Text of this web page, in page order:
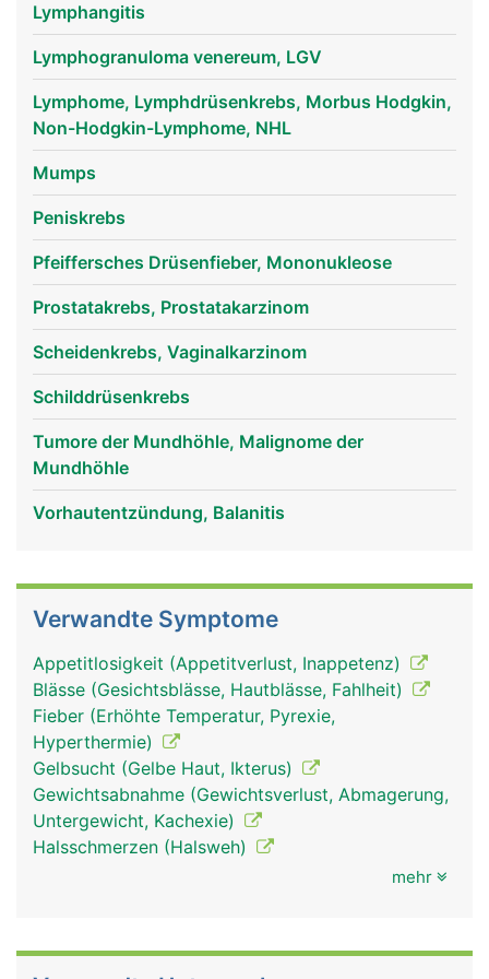
lympknoten frau lympknoten mann
Lymphangitis
Lymphogranuloma venereum, LGV
Lymphome, Lymphdrüsenkrebs, Morbus Hodgkin,
Non-Hodgkin-Lymphome, NHL
Mumps
Peniskrebs
Pfeiffersches Drüsenfieber, Mononukleose
Prostatakrebs, Prostatakarzinom
Scheidenkrebs, Vaginalkarzinom
Schilddrüsenkrebs
Tumore der Mundhöhle, Malignome der
Mundhöhle
Vorhautentzündung, Balanitis
Verwandte Symptome
Appetitlosigkeit (Appetitverlust, Inappetenz)
Blässe (Gesichtsblässe, Hautblässe, Fahlheit)
Fieber (Erhöhte Temperatur, Pyrexie,
Hyperthermie)
Gelbsucht (Gelbe Haut, Ikterus)
Gewichtsabnahme (Gewichtsverlust, Abmagerung,
Untergewicht, Kachexie)
Halsschmerzen (Halsweh)
mehr